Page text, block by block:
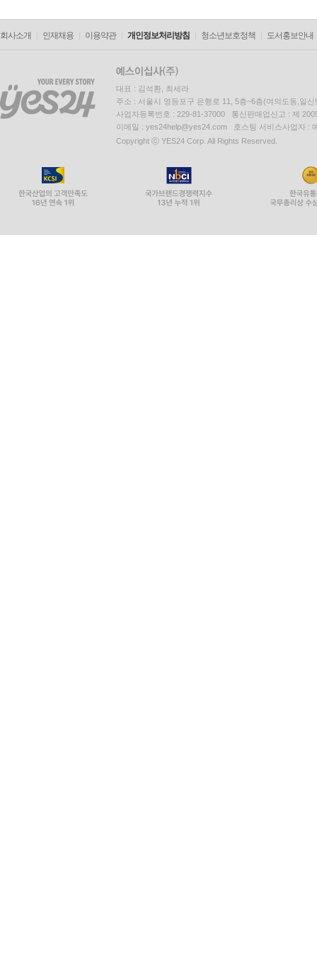
회사소개 인재채용 이용약관 개인정보처리방침 청소년보호정책 도서홍보안내
대표 : 김석환, 최세라
주소 : 서울시 영등포구 은행로 11, 5층~6층(여의도동,일신
사업자등록번호 : 229-81-37000 통신판매업신고 : 제
이메일 : yes24help@yes24.com 호스팅 서비스사업자 :
Copyright ⓒ YES24 Corp. All Rights Reserved.